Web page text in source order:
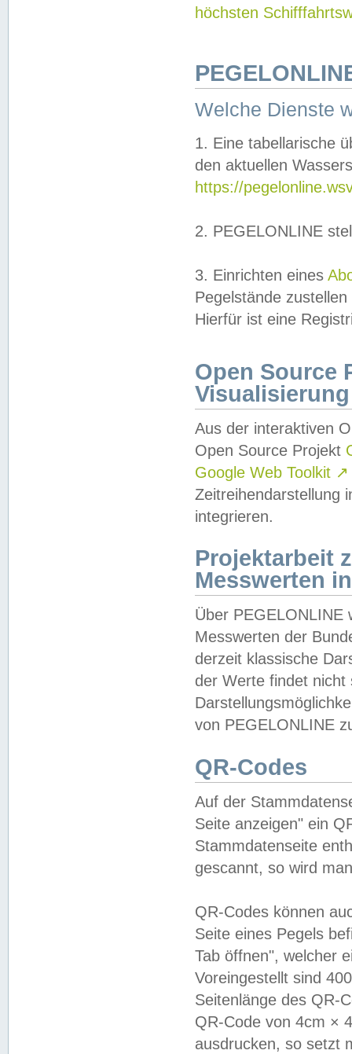
höchsten
Welche Dienste
1. Eine tabellarische
den aktuellen
https://
2. PEGELONLINE
3. Einrichten eines
Pegelstände
Hierfür ist eine
Open Source
Visualisierung
Aus der interaktiven
Open Source Projekt
Google Web Toolkit ↗
Zeitreihendarstellung
integrieren.
Projektarbeit
Messwerten
Über PEGELONLINE
Messwerten der
derzeit klassische
der Werte findet
von PEGELONLINE
QR-Codes
Auf der
Seite anzeigen" ein
Stammdatenseite
gescannt, so wird
QR-Codes können
Seite eines Pegels
Tab öffnen", welcher
Voreingestellt sind
Seitenlänge des QR-
QR-Code von 4cm ×
ausdrucken, so setzt